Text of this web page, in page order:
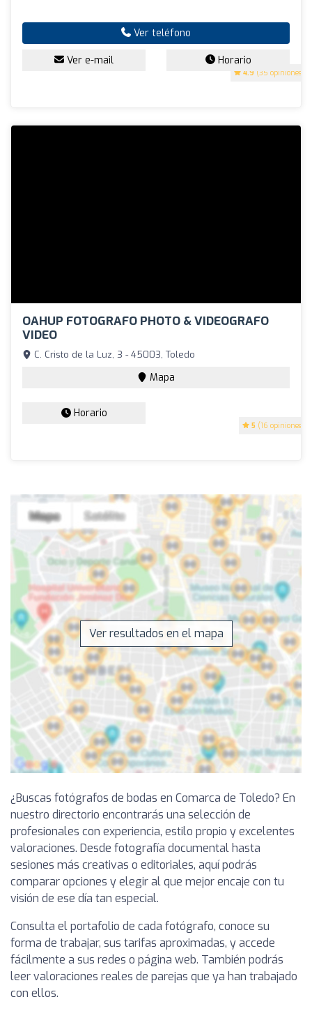
4.9 (35 opiniones)
Ver teléfono
Ver e-mail Horario
OAHUP FOTOGRAFO PHOTO & VIDEOGRAFO
VIDEO
5 (16 opiniones)
C. Cristo de la Luz, 3 - 45003, Toledo
Mapa
Horario
Ver resultados en el mapa
¿Buscas fotógrafos de bodas en Comarca de Toledo? En
nuestro directorio encontrarás una selección de
profesionales con experiencia, estilo propio y excelentes
valoraciones. Desde fotografía documental hasta
sesiones más creativas o editoriales, aquí podrás
comparar opciones y elegir al que mejor encaje con tu
visión de ese día tan especial.
Consulta el portafolio de cada fotógrafo, conoce su
forma de trabajar, sus tarifas aproximadas, y accede
fácilmente a sus redes o página web. También podrás
leer valoraciones reales de parejas que ya han trabajado
con ellos.